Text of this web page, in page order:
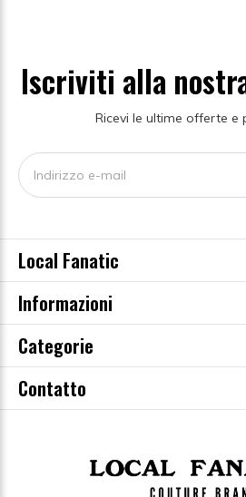
Iscriviti alla
Ricevi le ultime offerte e
Local Fanatic
Informazioni
Categorie
Contatto